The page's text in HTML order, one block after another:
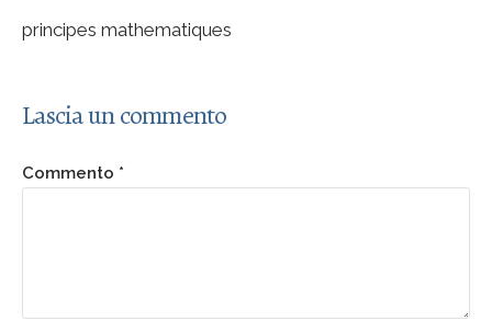
principes mathematiques
Lascia un commento
Commento *